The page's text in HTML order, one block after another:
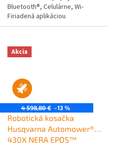
Bluetooth®, Celulárne, Wi-
Firiadená aplikáciou
Automower® Connectdetekcia
Akcia
4 598,80 € –13 %
Robotická kosačka
Husqvarna Automower®
430X NERA EPOS™